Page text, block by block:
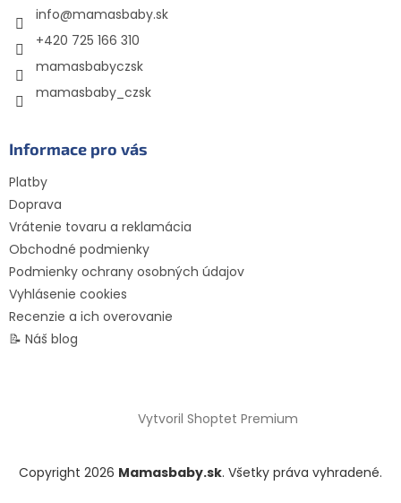
info@mamasbaby.sk
+420 725 166 310
mamasbabyczsk
mamasbaby_czsk
Informace pro vás
Platby
Doprava
Vrátenie tovaru a reklamácia
Obchodné podmienky
Podmienky ochrany osobných údajov
Vyhlásenie cookies
Recenzie a ich overovanie
📝 Náš blog
Vytvoril Shoptet Premium
Copyright 2026 Mamasbaby.sk. Všetky práva vyhradené.